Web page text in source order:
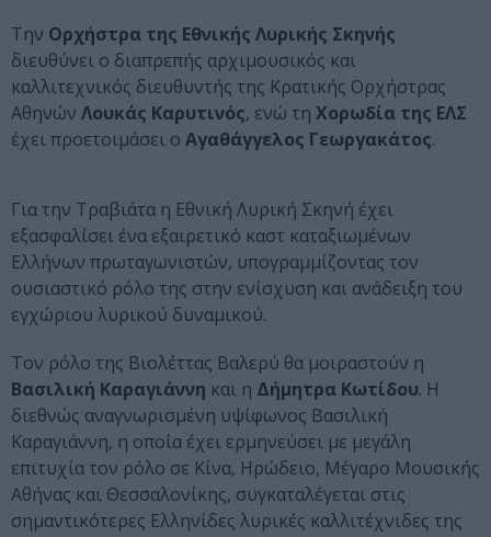
Την Ορχήστρα της Εθνικής Λυρικής Σκηνής
διευθύνει ο διαπρεπής αρχιμουσικός και
καλλιτεχνικός διευθυντής της Κρατικής Ορχήστρας
Αθηνών Λουκάς Καρυτινός, ενώ τη Χορωδία της ΕΛΣ
έχει προετοιμάσει ο Αγαθάγγελος Γεωργακάτος.
Για την Τραβιάτα η Εθνική Λυρική Σκηνή έχει
εξασφαλίσει ένα εξαιρετικό καστ καταξιωμένων
Ελλήνων πρωταγωνιστών, υπογραμμίζοντας τον
ουσιαστικό ρόλο της στην ενίσχυση και ανάδειξη του
εγχώριου λυρικού δυναμικού.
Τον ρόλο της Βιολέττας Βαλερύ θα μοιραστούν η
Βασιλική Καραγιάννη και η Δήμητρα Κωτίδου. Η
διεθνώς αναγνωρισμένη υψίφωνος Βασιλική
Καραγιάννη, η οποία έχει ερμηνεύσει με μεγάλη
επιτυχία τον ρόλο σε Κίνα, Ηρώδειο, Μέγαρο Μουσικής
Αθήνας και Θεσσαλονίκης, συγκαταλέγεται στις
σημαντικότερες Ελληνίδες λυρικές καλλιτέχνιδες της